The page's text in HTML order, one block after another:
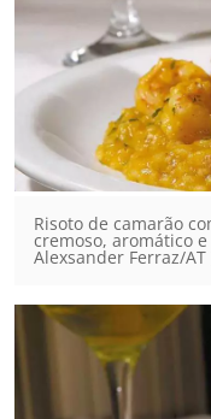
Risoto de camarão
cremoso, aromático
Alexsander Ferraz/AT